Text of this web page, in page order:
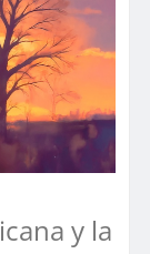
y la